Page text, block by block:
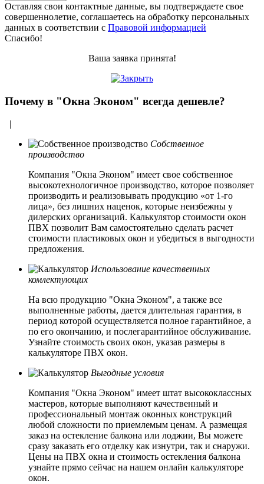
Оставляя свои контактные данные, вы подтверждаете свое
совершеннолетие, соглашаетесь на обработку персональных
данных в соответствии с Правовой информацией
Спасибо!
Ваша заявка принята!
Почему в "Окна Эконом" всегда дешевле?
|
Собственное
производство
Компания "Окна Эконом" имеет свое собственное
высокотехнологичное производство, которое позволяет
производить и реализовывать продукцию «от 1-го
лица», без лишних наценок, которые неизбежны у
дилерских организаций. Калькулятор стоимости окон
ПВХ позволит Вам самостоятельно сделать расчет
стоимости пластиковых окон и убедиться в выгодности
предложения.
Использование качественных
комлектующих
На всю продукцию "Окна Эконом", а также все
выполненные работы, дается длительная гарантия, в
период которой осуществляется полное гарантийное, а
по его окончанию, и послегарантийное обслуживание.
Узнайте стоимость своих окон, указав размеры в
калькуляторе ПВХ окон.
Выгодные условия
Компания "Окна Эконом" имеет штат высококлассных
мастеров, которые выполняют качественный и
профессиональный монтаж оконных конструкций
любой сложности по приемлемым ценам. А размещая
заказ на остекление балкона или лоджии, Вы можете
сразу заказать его отделку как изнутри, так и снаружи.
Цены на ПВХ окна и стоимость остекления балкона
узнайте прямо сейчас на нашем онлайн калькуляторе
окон.